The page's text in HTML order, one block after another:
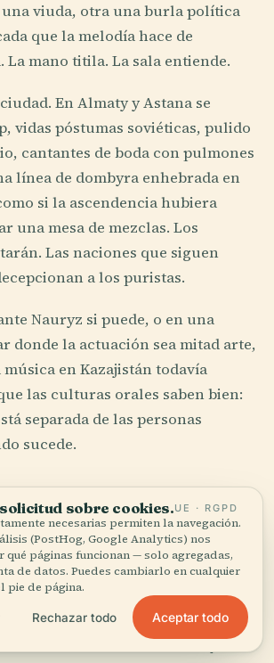
una viuda, otra una burla política
que la melodía hace de
La mano titila. La sala entiende.
En Almaty y Astana se
vidas póstumas soviéticas, pulido
cantantes de boda con pulmones
línea de dombyra enhebrada en
si la ascendencia hubiera
una mesa de mezclas. Los
Las naciones que siguen
a los puristas.
Nauryz si puede, o en una
donde la actuación sea mitad arte,
en Kazajistán todavía
las culturas orales saben bien:
separada de las personas
sucede.
del respeto
parece suave hasta que uno
que es. Quién saluda primero,
quién es servido primero,
cabeza de oveja, quién ofrece la
nada de eso es aleatorio y nada
sobre cookies.UE · RGPD
necesarias permiten la navegación.
(PostHog, Google Analytics) nos
qué páginas funcionan — solo agregadas,
de datos. Puedes cambiarlo en cualquier
pie de página.
Rechazar todo Aceptar todo